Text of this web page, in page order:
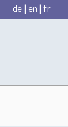
de|en|fr